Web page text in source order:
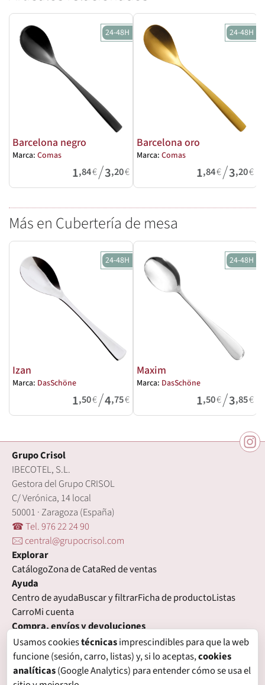
24-48H
Barcelona negro
Marca: Comas
1,84€/3,20€
24-48H
Barcelona oro
Marca: Comas
1,84€/3,20€
Más en Cubertería de mesa
24-48H
Izan
Marca: DasSchöne
1,50€/4,75€
24-48H
Maxim
Marca: DasSchöne
1,50€/3,85€
Grupo Crisol
IBECOTEL, S.L.
Gestora del Grupo CRISOL
C/ Verónica, 14 local
50001 · Zaragoza (España)
☎ Tel. 976 22 24 90
🖂 central@grupocrisol.com
Explorar
CatálogoZona de CataRed de ventas
Ayuda
Centro de ayudaBuscar y filtrarFicha de productoListas
CarroMi cuenta
Compra, envíos y devoluciones
Condiciones de compraFormas de pagoGastos de envío
Plazos de entregaDevolucionesGarantía
Legal
Usamos cookiestécnicasimprescindibles para que la web
funcione (sesión, carro, listas) y, si lo aceptas,cookies
analíticas(Google Analytics) para entender cómo se usa el